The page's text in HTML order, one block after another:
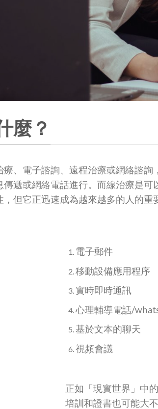
麼？
、電子諮詢、遠程治療或網絡諮
遞或網絡電話進行。而線治療是
但它正迅速成為越來越多的人的重
電子郵件
移動設備應用程序
實時即時通訊
心理輔導電話/
基於文本的聊天
視頻會議
正如「現實世界」中
培訓和證書也可能大